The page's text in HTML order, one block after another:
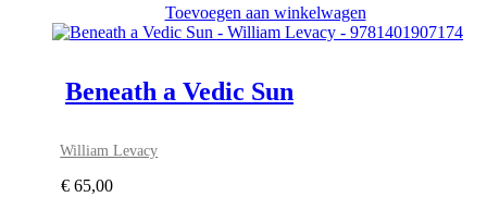
Toevoegen aan winkelwagen
Beneath a Vedic Sun
William Levacy
€ 65,00